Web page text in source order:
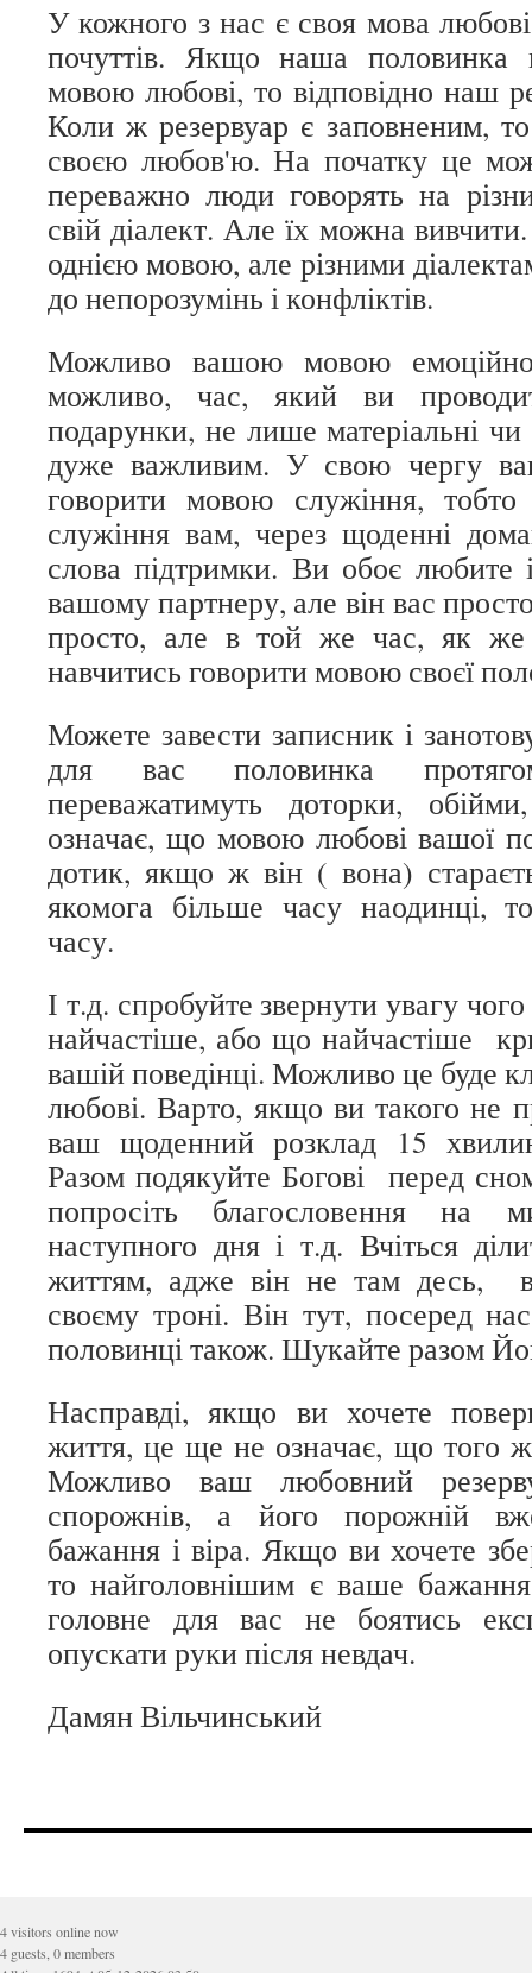
У кожного з нас є своя мова любові
почуттів. Якщо наша
мовою любові, то відповідно наш
Коли ж резервуар є заповненим,
своєю любов'ю. На початку це
переважно люди говорять на
свій діалект. Але їх можна
однією мовою, але різними
до непорозумінь і конфліктів.
Можливо вашою мовою
можливо, час, який ви
подарунки, не лише матеріальні чи
дуже важливим. У свою чергу
говорити мовою служіння,
служіння вам, через щоденні
слова підтримки. Ви обоє любите
вашому партнеру, але він вас
просто, але в той же час, як же
навчитись говорити мовою своєї
Можете завести записник і
для вас половинка
переважатимуть доторки,
означає, що мовою любові вашої
дотик, якщо ж він ( вона)
якомога більше часу наодинці,
часу.
І т.д. спробуйте звернути увагу
найчастіше, або що найчастіше
вашій поведінці. Можливо це буде
любові. Варто, якщо ви такого не
ваш щоденний розклад 15
Разом подякуйте Богові перед
попросіть благословення на
наступного дня і т.д. Вчіться
життям, адже він не там десь,
своєму троні. Він тут, посеред
половинці також. Шукайте разом
Насправді, якщо ви хочете
життя, це ще не означає, що того
Можливо ваш любовний
спорожнів, а його порожній
бажання і віра. Якщо ви хочете
то найголовнішим є ваше
головне для вас не боятись
опускати руки після невдач.
Дамян Вільчинський
4 visitors online now
4 guests, 0 members